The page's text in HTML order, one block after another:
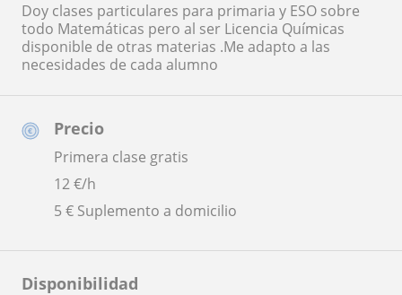
Precio
Primera clase gratis
12€/h
5 € Suplemento a domicilio
Disponibilidad
Doy clases particulares para primaria y ESO sobre
todo Matemáticas pero al ser Licencia Químicas
disponible de otras materias .Me adapto a las
necesidades de cada alumno